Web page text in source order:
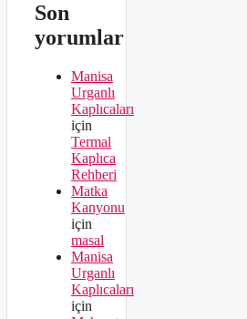
Son
yorumlar
Manisa
Urganlı
Kaplıcaları
için
Termal
Kaplıca
Rehberi
Matka
Kanyonu
için
masal
Manisa
Urganlı
Kaplıcaları
için